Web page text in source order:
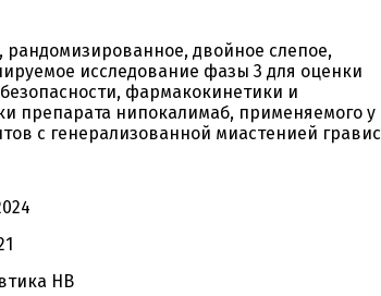
рандомизированное, двойное слепое,
исследование фазы 3 для оценки
фармакокинетики и
препарата нипокалимаб, применяемого у
с генерализованной миастенией гравис
НВ